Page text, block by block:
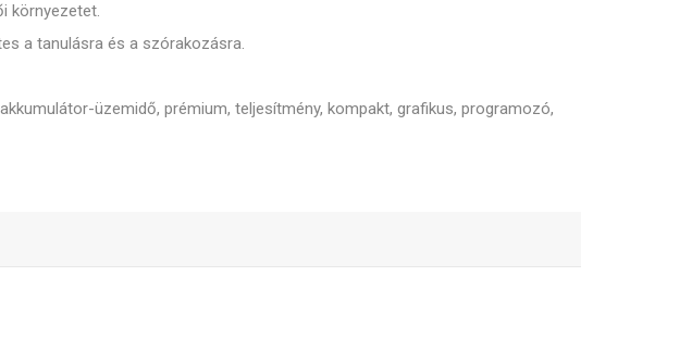
környezetet.
a tanulásra és a szórakozásra.
üzemidő, prémium, teljesítmény, kompakt, grafikus, programozó,